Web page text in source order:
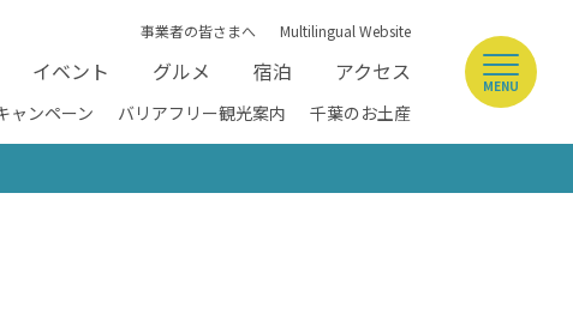
事業者の皆さまへ Multilingual Website
イベント グルメ 宿泊 アクセス
ャンペーン バリアフリー観光案内 千葉のお土産
MENU